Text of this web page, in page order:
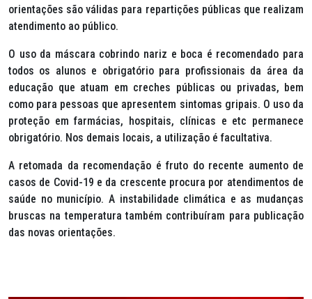
orientações são válidas para repartições públicas que realizam
atendimento ao público.
O uso da máscara cobrindo nariz e boca é recomendado para
todos os alunos e obrigatório para profissionais da área da
educação que atuam em creches públicas ou privadas, bem
como para pessoas que apresentem sintomas gripais. O uso da
proteção em farmácias, hospitais, clínicas e etc permanece
obrigatório. Nos demais locais, a utilização é facultativa.
A retomada da recomendação é fruto do recente aumento de
casos de Covid-19 e da crescente procura por atendimentos de
saúde no município. A instabilidade climática e as mudanças
bruscas na temperatura também contribuíram para publicação
das novas orientações.